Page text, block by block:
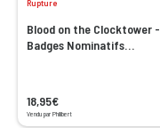
Rupture
Blood on the Clocktower -
Badges Nominatifs
18,95€
Vendu par Philibert